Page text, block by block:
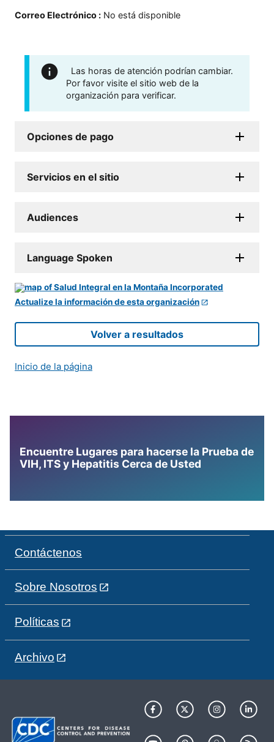
Correo Electrónico : No está disponible
Las horas de atención podrían cambiar.
Por favor visite el sitio web de la
organización para verificar.
Opciones de pago
Servicios en el sitio
Audiences
Language Spoken
Actualize la información de esta organización
Volver a resultados
Inicio de la página
Encuentre Lugares para hacerse la Prueba de
VIH, ITS y Hepatitis Cerca de Usted
Contáctenos
Sobre Nosotros
Políticas
Archivo